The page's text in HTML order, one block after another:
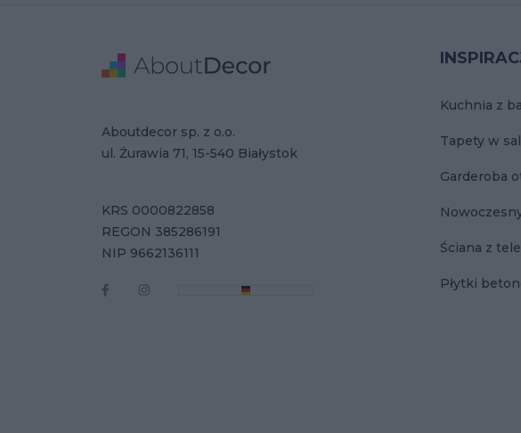
Kuchnia z
Tapety w
Garderoba
Ściana z
Płytki
Adres
Aboutdecor sp. z o.o.
ul. Żurawia 71, 15-540 Białystok
Dane Firmy
KRS 0000822858
REGON 385286191
NIP 9662136111